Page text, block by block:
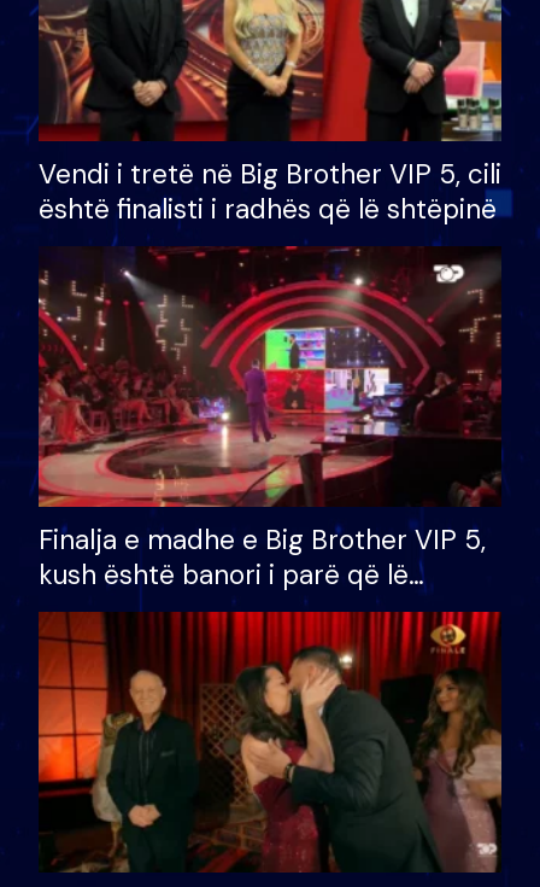
Vendi i tretë në Big Brother VIP 5, cili
është finalisti i radhës që lë shtëpinë
Finalja e madhe e Big Brother VIP 5,
kush është banori i parë që lë
shtëpinë dhe humb mundësinë për
të fituar çmimin e madh